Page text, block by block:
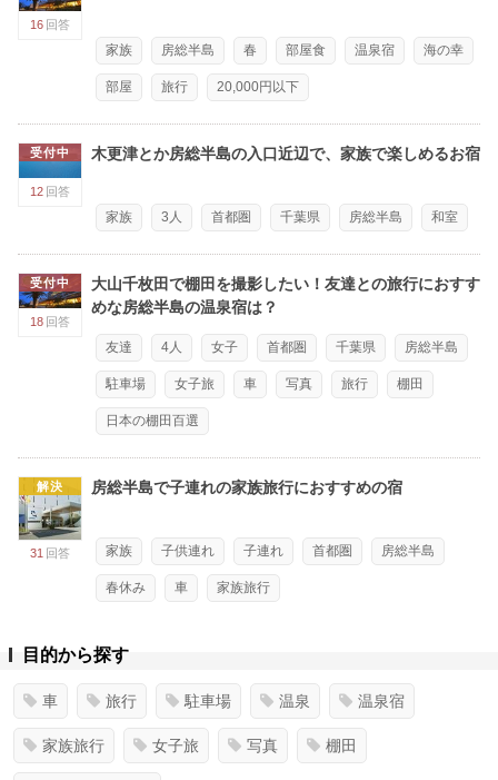
16 回答
家族 房総半島 春 部屋食 温泉宿 海の幸
部屋 旅行 20,000円以下
受付中
12 回答
木更津とか房総半島の入口近辺で、家族で楽しめるお宿
家族 3人 首都圏 千葉県 房総半島 和室
受付中
18 回答
大山千枚田で棚田を撮影したい！友達との旅行におすす
めな房総半島の温泉宿は？
友達 4人 女子 首都圏 千葉県 房総半島
駐車場 女子旅 車 写真 旅行 棚田
日本の棚田百選
解決
31 回答
房総半島で子連れの家族旅行におすすめの宿
家族 子供連れ 子連れ 首都圏 房総半島
春休み 車 家族旅行
目的から探す
車 旅行 駐車場 温泉 温泉宿
家族旅行 女子旅 写真 棚田